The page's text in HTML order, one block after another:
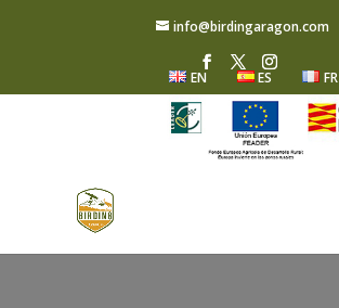
info@birdingaragon.com
EN ES FR